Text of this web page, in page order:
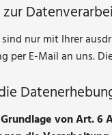
nur mit Ihrer
per E-Mail an uns.
von Art. 6